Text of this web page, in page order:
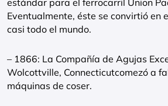
estándar para el ferrocarril Union
Eventualmente, éste se convirtió en
casi todo el mundo.
– 1866: La Compañía de Agujas
Wolcottville, Connecticutcomezó a
máquinas de coser.